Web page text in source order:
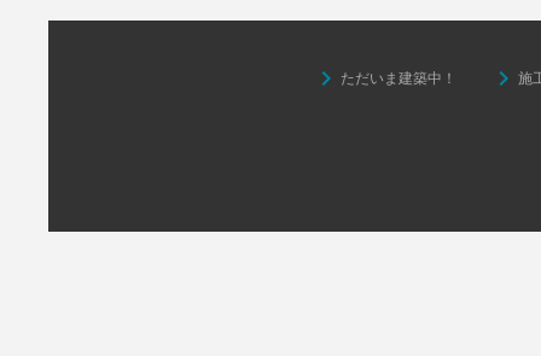
keyboard_arrow_right ただいま建築中！ keyboard_arrow_right 施